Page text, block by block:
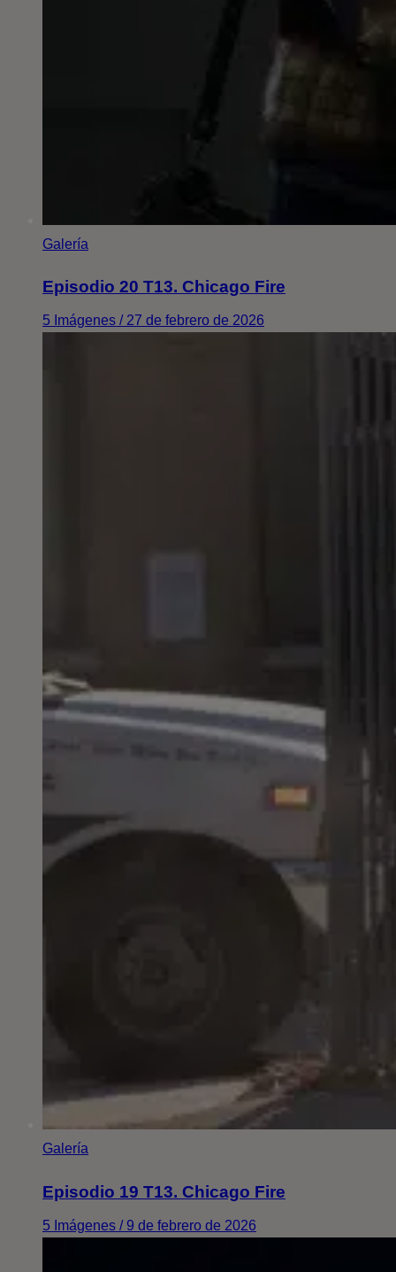
Galería
Episodio 20 T13. Chicago Fire
5 Imágenes / 27 de febrero de 2026
Galería
Episodio 19 T13. Chicago Fire
5 Imágenes / 9 de febrero de 2026